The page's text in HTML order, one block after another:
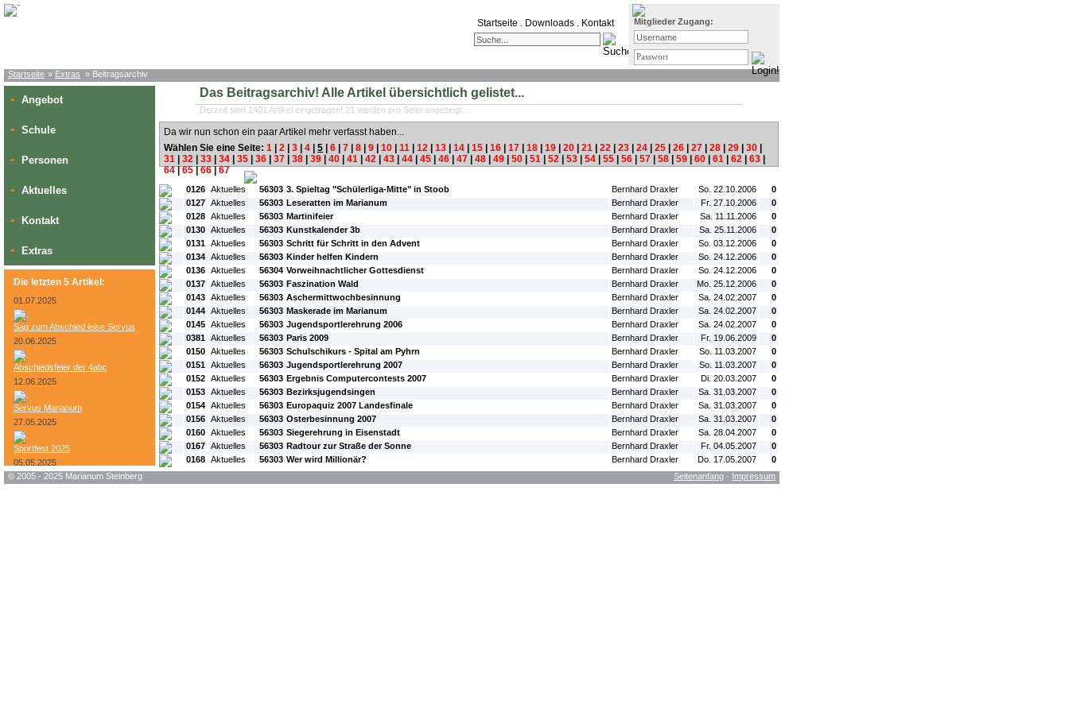
Startseite . Downloads . Kontakt Mitglieder Zugang:
Startseite » Extras » Beitragsarchiv
» Angebot
» Schule
» Personen
» Aktuelles
» Kontakt
» Extras
Die letzten 5 Artikel:
01.07.2025
Sag zum Abschied leise Servus
20.06.2025
Abschiedsfeier der 4abc
12.06.2025
Servus Marianum
27.05.2025
Sportfest 2025
05.05.2025
Das Beitragsarchiv! Alle Artikel übersichtlich gelistet...
Derzeit sind 1401 Artikel eingetragen! 21 werden pro Seite angezeigt...
Da wir nun schon ein paar Artikel mehr verfasst haben...
Wählen Sie eine Seite: 1 2 3 4 5 6 7 8 9 10 11 12 13 14 15 16 17 18 19 20 21 22 23 24 25 26 27 28 29 30
31
32 33 34 35 36 37 38 39 40 41 42 43 44 45 46 47 48 49 50 51 52 53 54 55 56 57 58 59 60 61 62 63
64|65|66|67
#L: #ID: #Rubrik:
0126 Aktuelles 56303 3. Spieltag "Schülerliga-Mitte" in Stoob Bernhard Draxler So. 22.10.2006
0
0127 Aktuelles 56303 Leseratten im Marianum Bernhard Draxler Fr. 27.10.2006
0
0128 Aktuelles 56303 Martinifeier Bernhard Draxler Sa. 11.11.2006
0
0130 Aktuelles 56303 Kunstkalender 3b Bernhard Draxler Sa. 25.11.2006
0
0131 Aktuelles 56303 Schritt für Schritt in den Advent Bernhard Draxler So. 03.12.2006
0
0134 Aktuelles 56303 Kinder helfen Kindern Bernhard Draxler So. 24.12.2006
0
0136 Aktuelles 56304 Vorweihnachtlicher Gottesdienst Bernhard Draxler So. 24.12.2006
0
0137 Aktuelles 56303 Faszination Wald Bernhard Draxler Mo. 25.12.2006
0
0143 Aktuelles 56303 Aschermittwochbesinnung Bernhard Draxler Sa. 24.02.2007
0
0144 Aktuelles 56303 Maskerade im Marianum Bernhard Draxler Sa. 24.02.2007
0
0145 Aktuelles 56303 Jugendsportlerehrung 2006 Bernhard Draxler Sa. 24.02.2007
0
0381 Aktuelles 56303 Paris 2009 Bernhard Draxler Fr. 19.06.2009
0
0150 Aktuelles 56303 Schulschikurs - Spital am Pyhrn Bernhard Draxler So. 11.03.2007
0
0151 Aktuelles 56303 Jugendsportlerehrung 2007 Bernhard Draxler So. 11.03.2007
0
0152 Aktuelles 56303 Ergebnis Computercontests 2007 Bernhard Draxler Di. 20.03.2007
0
0153 Aktuelles 56303 Bezirksjugendsingen Bernhard Draxler Sa. 31.03.2007
0
0154 Aktuelles 56303 Europaquiz 2007 Landesfinale Bernhard Draxler Sa. 31.03.2007
0
0156 Aktuelles 56303 Osterbesinnung 2007 Bernhard Draxler Sa. 31.03.2007
0
0160 Aktuelles 56303 Siegerehrung in Eisenstadt Bernhard Draxler Sa. 28.04.2007
0
0167 Aktuelles 56303 Radtour zur Straße der Sonne Bernhard Draxler Fr. 04.05.2007
0
0168 Aktuelles 56303 Wer wird Millionär? Bernhard Draxler Do. 17.05.2007
0
© 2005 - 2025 Marianum Steinberg
Seitenanfang · Impressum